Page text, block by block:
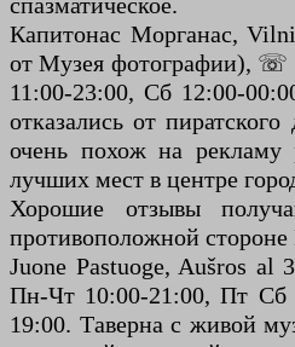
Капитонас Морганас,
от Музея фотографии), ☏
11:00-23:00, Сб 12:00-
отказались от
очень похож на
лучших мест в центре
Хорошие отзывы
противоположной стороне
Juone Pastuoge, Aušros
Пн-Чт 10:00-21:00, Пт Сб
19:00. Таверна с живой